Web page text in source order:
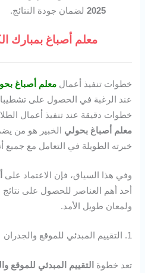
2025 لضمان جودة النتائج.
معلم أصباغ بمبارك الكبير
خطوات تنفيذ أعمالمعلم أصباغ
عند الرغبة في الحصول على تشطيبات
خطوات دقيقة عند تنفيذ أعمال الطلاء
معلم أصباغ بحولي الخبير هو من
خبرته الطويلة في التعامل مع جميع
وفي هذا السياق، فإن الاعتماد على
أحد أهم العناصر للحصول على نتائج
ولمعان طويل الأمد.
1. التقييم المبدئي للموقع والجدران
تعد خطوة التقييم المبدئي للموقع